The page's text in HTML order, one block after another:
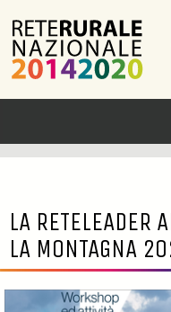
LA RETELEADER
LA MONTAGNA